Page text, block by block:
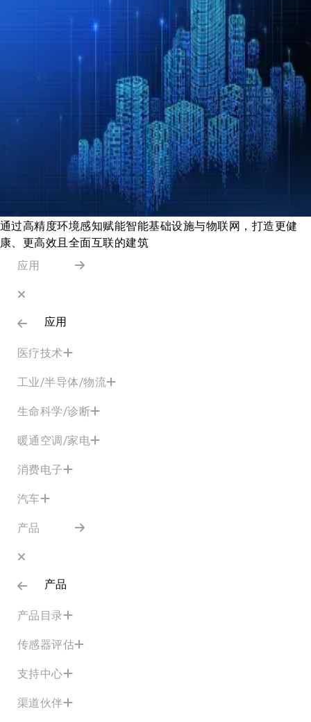
通过高精度环境感知赋能智能基础设施与物联网，打造更健
康、更高效且全面互联的建筑
应用
应用
医疗技术
工业/半导体/物流
生命科学/诊断
暖通空调/家电
消费电子
汽车
产品
产品
产品目录
传感器评估
支持中心
渠道伙伴